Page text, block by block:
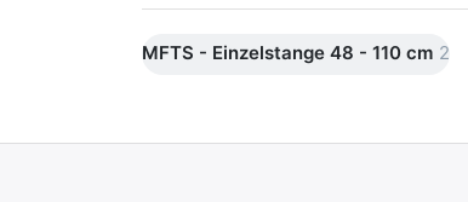
MFTS - Einzelstange 48 - 110 cm 2